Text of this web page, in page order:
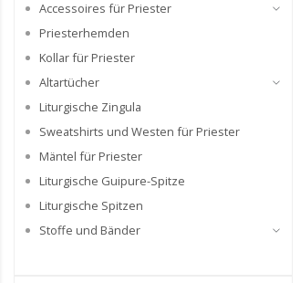
Accessoires für Priester
Priesterhemden
Kollar für Priester
Altartücher
Liturgische Zingula
Sweatshirts und Westen für Priester
Mäntel für Priester
Liturgische Guipure-Spitze
Liturgische Spitzen
Stoffe und Bänder